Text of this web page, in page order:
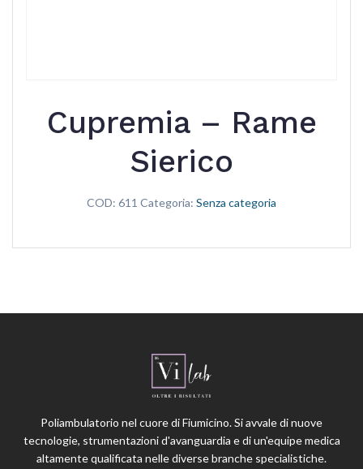
Cupremia – Rame
Sierico
COD: 611 Categoria: Senza categoria
Poliambulatorio nel cuore di Fiumicino. Si avvale di nuove
tecnologie, strumentazioni d'avanguardia e di un'equipe medica
altamente qualificata nelle diverse branche specialistiche.